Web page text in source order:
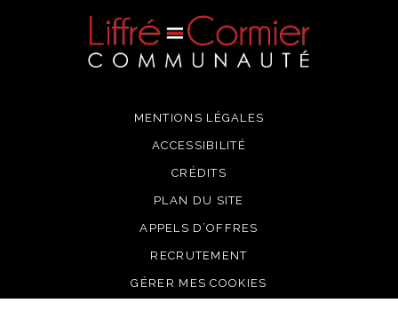
MENTIONS LÉGALES
ACCESSIBILITÉ
CRÉDITS
PLAN DU SITE
APPELS D’OFFRES
RECRUTEMENT
GÉRER MES COOKIES